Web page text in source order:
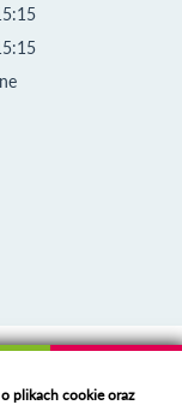
plikach cookie oraz